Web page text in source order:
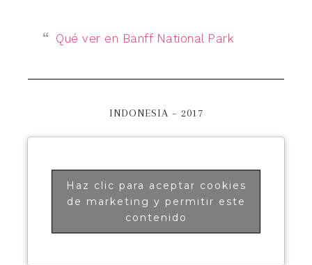
Qué ver en Banff National Park
INDONESIA – 2017
Haz clic para aceptar cookies
de marketing y permitir este
contenido